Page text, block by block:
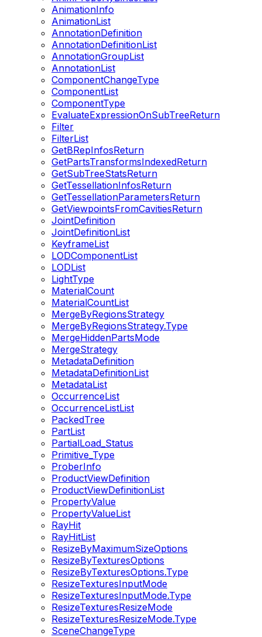
AnimationInfo
AnimationList
AnnotationDefinition
AnnotationDefinitionList
AnnotationGroupList
AnnotationList
ComponentChangeType
ComponentList
ComponentType
EvaluateExpressionOnSubTreeReturn
Filter
FilterList
GetBRepInfosReturn
GetPartsTransformsIndexedReturn
GetSubTreeStatsReturn
GetTessellationInfosReturn
GetTessellationParametersReturn
GetViewpointsFromCavitiesReturn
JointDefinition
JointDefinitionList
KeyframeList
LODComponentList
LODList
LightType
MaterialCount
MaterialCountList
MergeByRegionsStrategy
MergeByRegionsStrategy.Type
MergeHiddenPartsMode
MergeStrategy
MetadataDefinition
MetadataDefinitionList
MetadataList
OccurrenceList
OccurrenceListList
PackedTree
PartList
PartialLoad_Status
Primitive_Type
ProberInfo
ProductViewDefinition
ProductViewDefinitionList
PropertyValue
PropertyValueList
RayHit
RayHitList
ResizeByMaximumSizeOptions
ResizeByTexturesOptions
ResizeByTexturesOptions.Type
ResizeTexturesInputMode
ResizeTexturesInputMode.Type
ResizeTexturesResizeMode
ResizeTexturesResizeMode.Type
SceneChangeType